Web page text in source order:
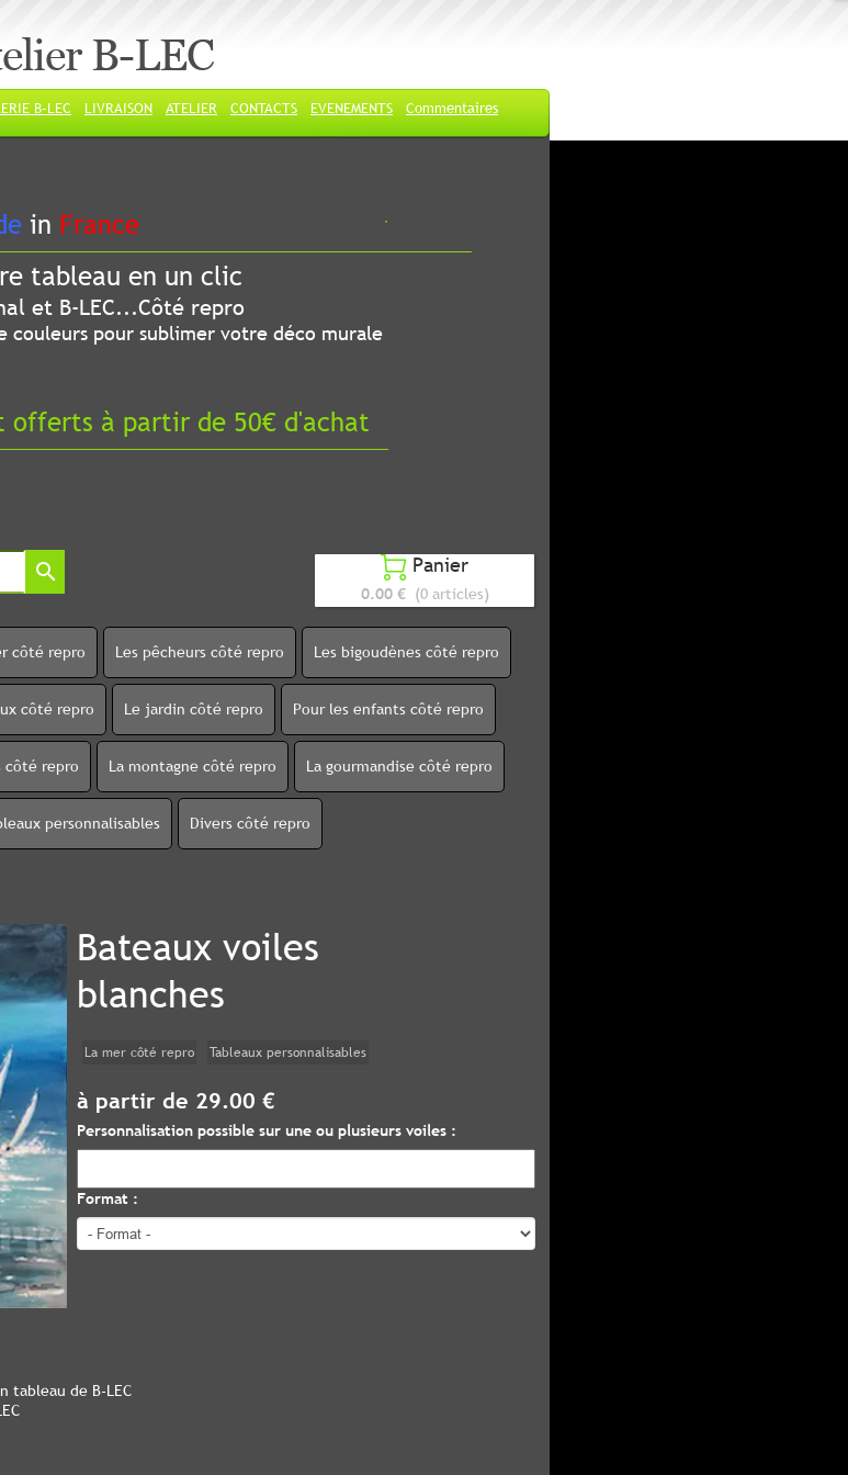
B-LEC
B-LEC LIVRAISON ATELIER CONTACTS EVENEMENTS Commentaires
in France
tableau en un clic
LEC...Côté repro
pour sublimer votre déco murale
offerts à partir de 50€ d'achat
search  Panier
0.00 € (0 articles)
côté repro Les pêcheurs côté repro Les bigoudènes côté repro
côté repro Le jardin côté repro Pour les enfants côté repro
côté repro La montagne côté repro La gourmandise côté repro
personnalisables Divers côté repro
Bateaux voiles
blanches
La mer côté repro Tableaux personnalisables
à partir de 29.00 €
Personnalisation possible sur une ou plusieurs voiles :
Format :
tableau de B-LEC